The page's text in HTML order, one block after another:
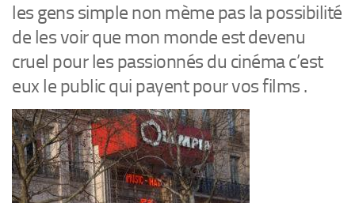
les gens simple non mème pas la possibilité
de les voir que mon monde est devenu
cruel pour les passionnés du cinéma c’est
eux le public qui payent pour vos films .